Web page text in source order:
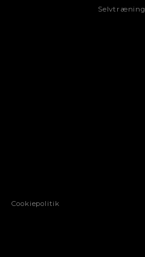
Selvtræning
Cookiepolitik